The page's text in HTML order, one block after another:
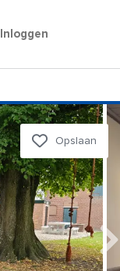
Inloggen
Opslaan